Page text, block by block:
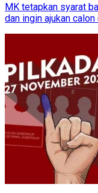
MK tetapkan syarat
dan ingin ajukan